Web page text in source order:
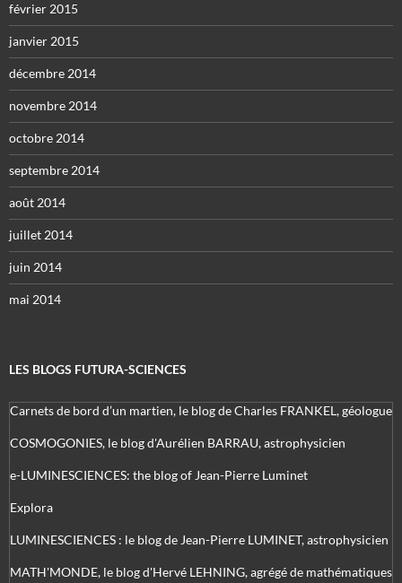
février 2015
janvier 2015
décembre 2014
novembre 2014
octobre 2014
septembre 2014
août 2014
juillet 2014
juin 2014
mai 2014
LES BLOGS FUTURA-SCIENCES
Carnets de bord d’un martien, le blog de Charles FRANKEL, géologue
COSMOGONIES, le blog d'Aurélien BARRAU, astrophysicien
e-LUMINESCIENCES: the blog of Jean-Pierre Luminet
Explora
LUMINESCIENCES : le blog de Jean-Pierre LUMINET, astrophysicien
MATH'MONDE, le blog d'Hervé LEHNING, agrégé de mathématiques